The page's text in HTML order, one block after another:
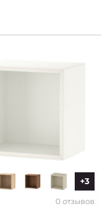
+3
0 отзывов